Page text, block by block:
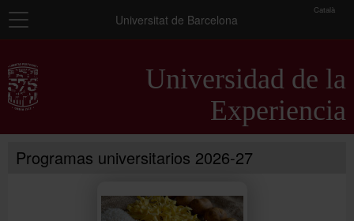
Navegación Universitat de Barcelona
toolbar
Català
Universidad de la
Experiencia
Presentación
Programas universitarios
Seminarios
Programas universitarios 2026-27